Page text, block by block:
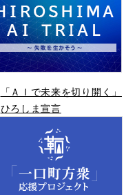
「ＡＩで未来を切り開く」
ひろしま宣言